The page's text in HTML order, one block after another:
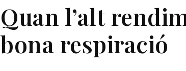
Quan l’alt
bona respiració